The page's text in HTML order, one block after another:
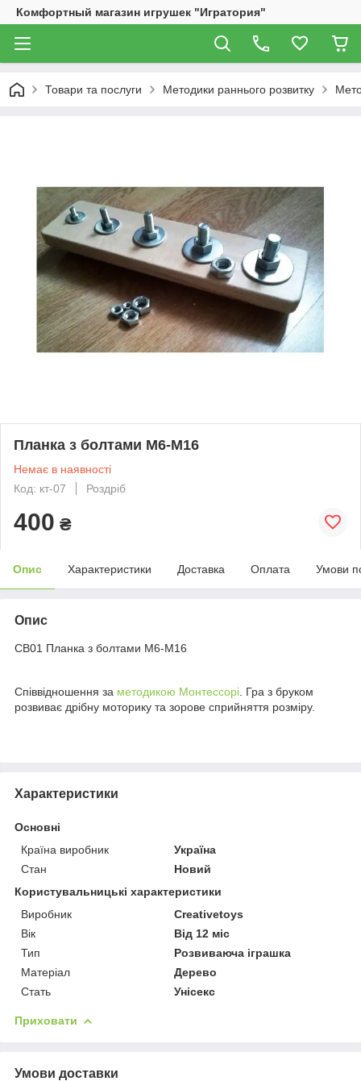
Комфортный магазин игрушек "Игратория"
Товари та послуги Методики раннього розвитку
Планка з болтами М6-М16
Немає в наявності
Код: кт-07
Роздріб
400 ₴
Опис Характеристики Доставка Оплата Умови
Опис
СВ01 Планка з болтами М6-М16
Співвідношення за методикою Монтессорі . Гра з бруком
розвиває дрібну моторику та зорове сприйняття розміру.
Характеристики
Основні
Країна виробник
Україна
Стан
Новий
Користувальницькі характеристики
Виробник
Creativetoys
Вік
Від 12 міс
Тип
Розвиваюча іграшка
Матеріал
Дерево
Стать
Унісекс
Приховати
Умови доставки